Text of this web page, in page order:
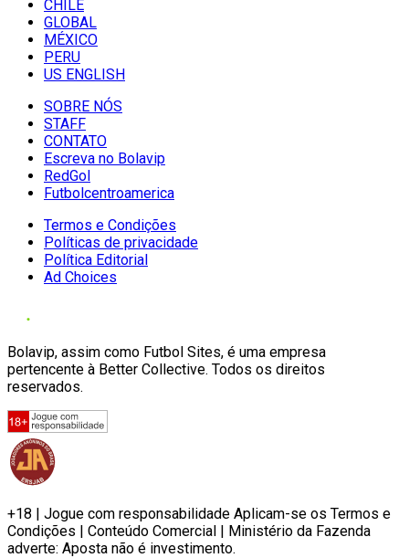
CHILE
GLOBAL
MÉXICO
PERU
US ENGLISH
SOBRE NÓS
STAFF
CONTATO
Escreva no Bolavip
RedGol
Futbolcentroamerica
Termos e Condições
Políticas de privacidade
Política Editorial
Ad Choices
Bolavip, assim como Futbol Sites, é uma empresa
pertencente à Better Collective. Todos os direitos
reservados.
+18 | Jogue com responsabilidade Aplicam-se os Termos e
Condições | Conteúdo Comercial | Ministério da Fazenda
adverte: Aposta não é investimento.